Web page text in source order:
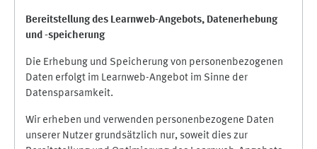
Bereitstellung des Learnweb-Angebots, Datenerhebung
und -speicherung
Die Erhebung und Speicherung von personenbezogenen
Daten erfolgt im Learnweb-Angebot im Sinne der
Datensparsamkeit.
Wir erheben und verwenden personenbezogene Daten
unserer Nutzer grundsätzlich nur, soweit dies zur